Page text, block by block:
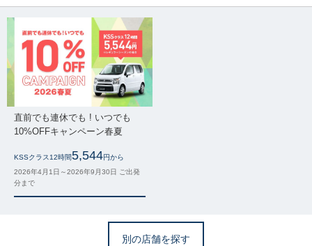
直前でも連休でも ! いつでも
10%OFFキャンペーン春夏
KSSクラス12時間5,544円から
2026年4月1日～2026年9月30日 ご出発
分まで
別の店舗を探す